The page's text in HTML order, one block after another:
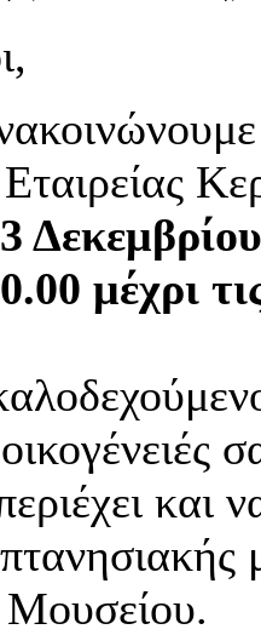
Δεκεμβρίου
μέχρι
και
Μουσείου.